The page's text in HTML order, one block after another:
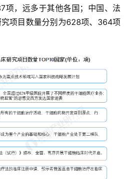
项，远多于其他各国；中国、法
项目数量分别为628项、364项